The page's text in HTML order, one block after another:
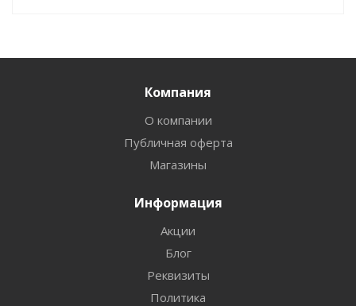
Компания
О компании
Публичная оферта
Магазины
Информация
Акции
Блог
Реквизиты
Политика